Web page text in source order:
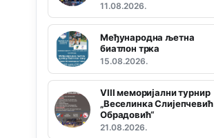
11.08.2026.
Међународна љетна
биатлон трка
15.08.2026.
VIII меморијални турнир
„Веселинка Слијепчевић
Обрадовић“
21.08.2026.